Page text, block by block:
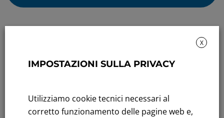
Andamento titolo: Il titolo in Borsa
X
IMPOSTAZIONI SULLA PRIVACY
Utilizziamo cookie tecnici necessari al
corretto funzionamento delle pagine web e,